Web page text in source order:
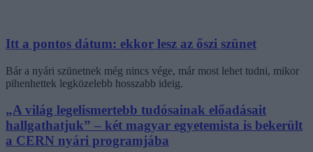
Itt a pontos dátum: ekkor lesz az őszi szünet
Bár a nyári szünetnek még nincs vége, már most lehet tudni, mikor
pihenhettek legközelebb hosszabb ideig.
„A világ legelismertebb tudósainak előadásait
hallgathatjuk” – két magyar egyetemista is bekerült
a CERN nyári programjába